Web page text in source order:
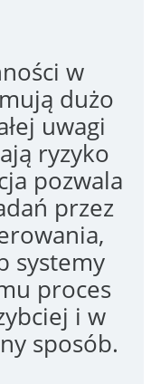
warto
skali
trudnej
maszyn.
bez